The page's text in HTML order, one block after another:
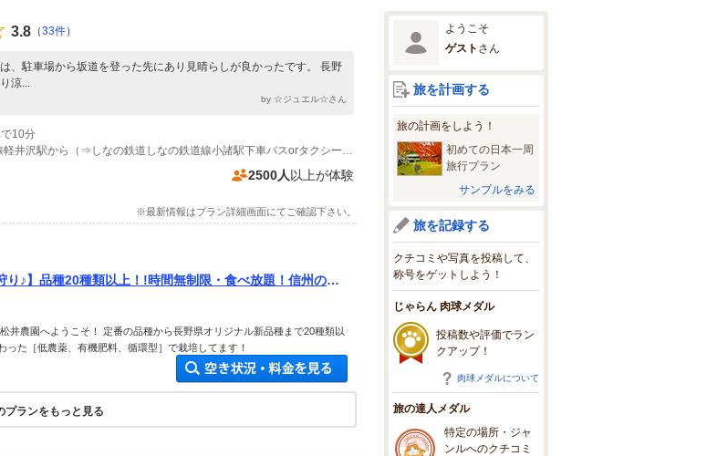
3.8 （33件）
、駐車場から坂道を登った先にあり見晴らしが良かったです。 長野
涼...
by ☆ジュエル☆さん
10分
(2)JR北陸新幹線軽井沢駅から（⇒しなの鉄道しなの鉄道線小諸駅下車バスorタクシー10分）
2500人 以上が体験
※最新情報はプラン詳細画面にてご確認下さい。
り♪】品種20種類以上！!時間無制限・食べ放題！信州のお
井農園へようこそ！ 定番の品種から長野県オリジナル新品種まで20種類以
った［低農薬、有機肥料、循環型］で栽培してます！
空き状況・料金を見る
プランをもっと見る
ようこそ
ゲスト さん
旅を計画する
旅の計画をしよう！
初めての日本一周
旅行プラン
サンプルをみる
旅を記録する
クチコミや写真を投稿して、
称号をゲットしよう！
じゃらん 肉球メダル
投稿数や評価でラン
クアップ！
肉球メダルについて
旅の達人メダル
特定の場所・ジャ
ンルへのクチコミ